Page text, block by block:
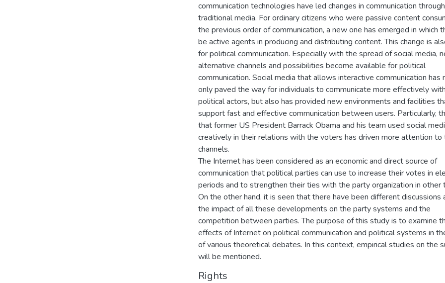
communication technologies have led changes in communication through
traditional media. For ordinary citizens who were passive content
the previous order of communication, a new one has emerged in which
be active agents in producing and distributing content. This change is
for political communication. Especially with the spread of social media,
alternative channels and possibilities become available for political
communication. Social media that allows interactive communication has
only paved the way for individuals to communicate more effectively with
political actors, but also has provided new environments and facilities
support fast and effective communication between users. Particularly,
that former US President Barrack Obama and his team used social
creatively in their relations with the voters has driven more attention to
channels.
The Internet has been considered as an economic and direct source of
communication that political parties can use to increase their votes in
periods and to strengthen their ties with the party organization in other
On the other hand, it is seen that there have been different discussions
the impact of all these developments on the party systems and the
competition between parties. The purpose of this study is to examine
effects of Internet on political communication and political systems in
of various theoretical debates. In this context, empirical studies on the
will be mentioned.
Rights